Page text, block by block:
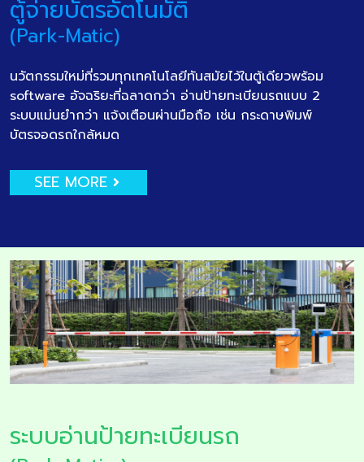
ตู้จ่ายบัตรอัตโนมัติ
(Park-Matic)
นวัตกรรมใหม่ที่รวมทุกเทคโนโลยีทันสมัยไว้ในตู้เดียวพร้อม
software อัจฉริยะที่ฉลาดกว่า อ่านป้ายทะเบียนรถแบบ 2
ระบบแม่นยำกว่า แจ้งเตือนผ่านมือถือ เช่น กระดาษพิมพ์
บัตรจอดรถใกล้หมด
SEE MORE
ระบบอ่านป้ายทะเบียนรถ